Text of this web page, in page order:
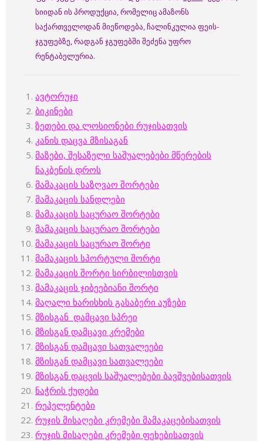
სიიდან ის პროდუქცია, რომელიც ამაზონს
საქართველოდან მიეწოდება, ჩალინკულია ფეის-
ჯგუფებზე, რადგან ჯგუფებში შეძენა უფრო
რენტაბელურია.
ავტორუჯი
ბიკინები
ზეთები და ლოსიონები რუჯისათვის
კანის დაცვა მზისაგან
მაზები, შესაზელი საშუალებები მწერების
ნაკბენის დროს
მამაკაცის საზღვაო შორტები
მამაკაცის სანდლები
მამაკაცის საცურაო შორტები
მამაკაცის საცურაო შორტები
მამაკაცის საცურაო შორტი
მამაკაცის სპორტული შორტი
მამაკაცის შორტი სირბილისთვის
მამაკაცის ჯიბეებიანი შორტი
მაღალი ხარისხის გასაბერი აუზები
მზისგან დამცავი სპრეი
მზისგან დამცავი კრემები
მზისგან დამცავი სათვალეები
მზისგან დამცავი სათვალეები
მზისგან დაცვის საშუალებები ბავშვებისათვის
ნაჭრის ქუდები
რეპელენტები
რუჯის მისაღები კრემები მამაკაცებისათვის
რუჯის მისაღები კრემები ფეხებისათვის